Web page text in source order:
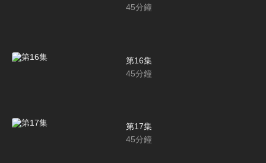
45分鐘
第16集
45分鐘
第17集
45分鐘